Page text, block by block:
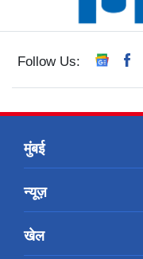
Follow Us:
मुंबई
न्यूज़
खेल